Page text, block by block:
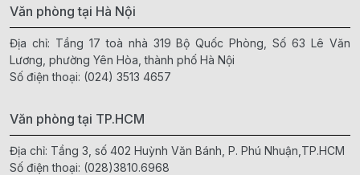
Văn phòng tại Hà Nội
Địa chỉ: Tầng 17 toà nhà 319 Bộ Quốc Phòng, Số 63 Lê Văn
Lương, phường Yên Hòa, thành phố Hà Nội
Số điện thoại: (024) 3513 4657
Văn phòng tại TP.HCM
Địa chỉ: Tầng 3, số 402 Huỳnh Văn Bánh, P. Phú Nhuận,TP.HCM
Số điện thoại: (028)3810.6968